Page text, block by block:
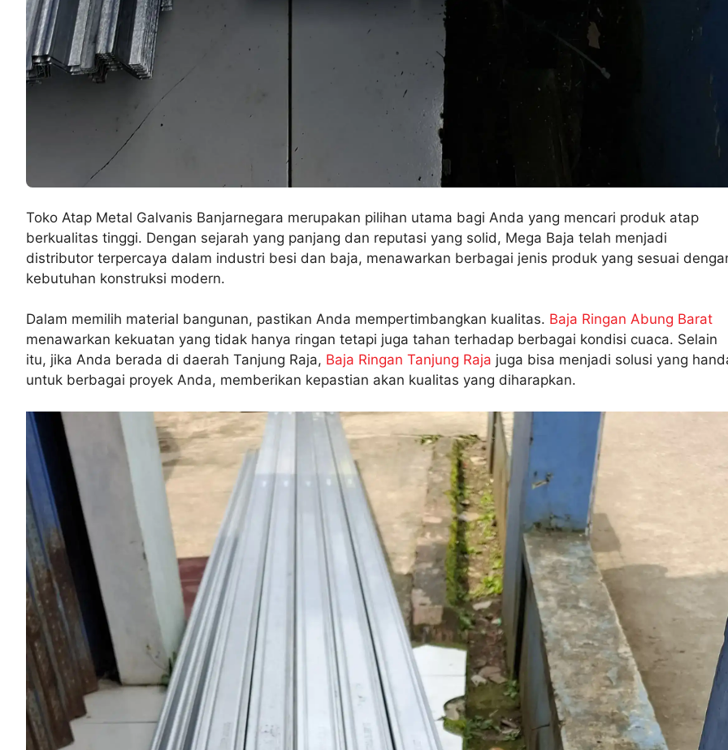
Toko Atap Metal Galvanis Banjarnegara merupakan pilihan utama bagi Anda yang mencari produk atap
berkualitas tinggi. Dengan sejarah yang panjang dan reputasi yang solid, Mega Baja telah menjadi
distributor terpercaya dalam industri besi dan baja, menawarkan berbagai jenis produk yang sesuai
kebutuhan konstruksi modern.
Dalam memilih material bangunan, pastikan Anda mempertimbangkan kualitas. Baja Ringan Abung Barat
menawarkan kekuatan yang tidak hanya ringan tetapi juga tahan terhadap berbagai kondisi cuaca. Selain
itu, jika Anda berada di daerah Tanjung Raja, Baja Ringan Tanjung Raja juga bisa menjadi solusi yang
untuk berbagai proyek Anda, memberikan kepastian akan kualitas yang diharapkan.